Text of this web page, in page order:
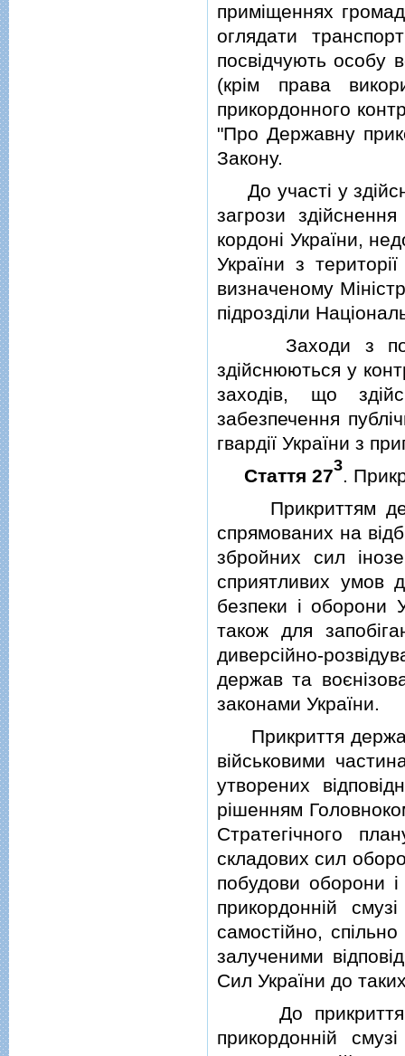
примiщеннях
оглядати
посвiдчують особу
(крiм права
прикордонного
"Про Державну
Закону.
До участi у
загрози
кордонi України,
України з
визначеному
пiдроздiли
Заходи з
здiйснюються у
заходiв, що
забезпечення
гвардiї України з
Стаття 273.
Прикриттям
спрямованих на
збройних сил
сприятливих умов
безпеки i оборони
також для
диверсiйно-
держав та
законами України.
Прикриття
вiйськовими
утворених
рiшенням
Стратегiчного
складових сил
побудови оборони
прикордоннiй
самостiйно,
залученими
Сил України до
До прикриття
прикордоннiй